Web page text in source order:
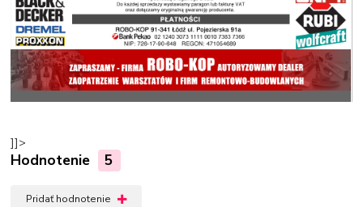
]]>
Hodnotenie 5
Pridať hodnotenie